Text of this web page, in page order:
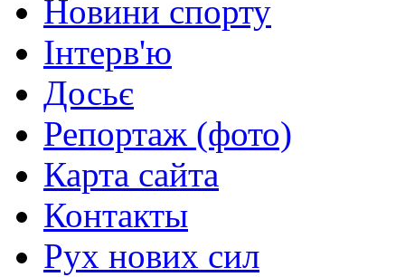
Новини спорту
Інтерв'ю
Досьє
Репортаж (фото)
Карта сайта
Контакты
Рух нових сил